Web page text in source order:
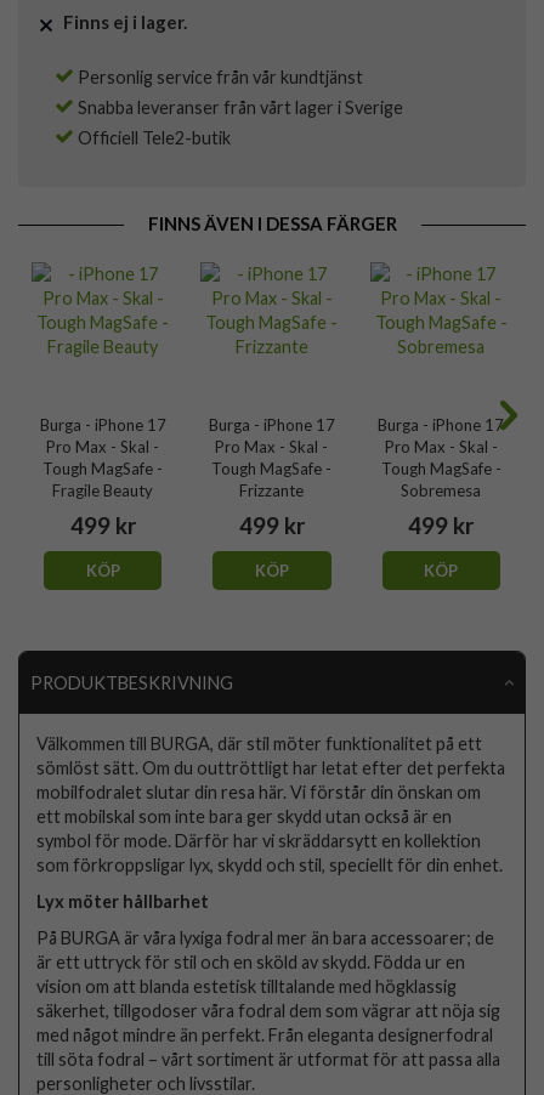
Finns ej i lager.
Personlig service från vår kundtjänst
Snabba leveranser från vårt lager i Sverige
Officiell Tele2-butik
FINNS ÄVEN I DESSA FÄRGER
Burga - iPhone 17
Pro Max - Skal -
Tough MagSafe -
Fragile Beauty
499 kr
KÖP
Burga - iPhone 17
Pro Max - Skal -
Tough MagSafe -
Frizzante
499 kr
KÖP
Burga - iPhone 17
Pro Max - Skal -
Tough MagSafe -
Sobremesa
499 kr
KÖP
PRODUKTBESKRIVNING
Välkommen till BURGA, där stil möter funktionalitet på ett
sömlöst sätt. Om du outtröttligt har letat efter det perfekta
mobilfodralet slutar din resa här. Vi förstår din önskan om
ett mobilskal som inte bara ger skydd utan också är en
symbol för mode. Därför har vi skräddarsytt en kollektion
som förkroppsligar lyx, skydd och stil, speciellt för din enhet.
Lyx möter hållbarhet
På BURGA är våra lyxiga fodral mer än bara accessoarer; de
är ett uttryck för stil och en sköld av skydd. Födda ur en
vision om att blanda estetisk tilltalande med högklassig
säkerhet, tillgodoser våra fodral dem som vägrar att nöja sig
med något mindre än perfekt. Från eleganta designerfodral
till söta fodral – vårt sortiment är utformat för att passa alla
personligheter och livsstilar.